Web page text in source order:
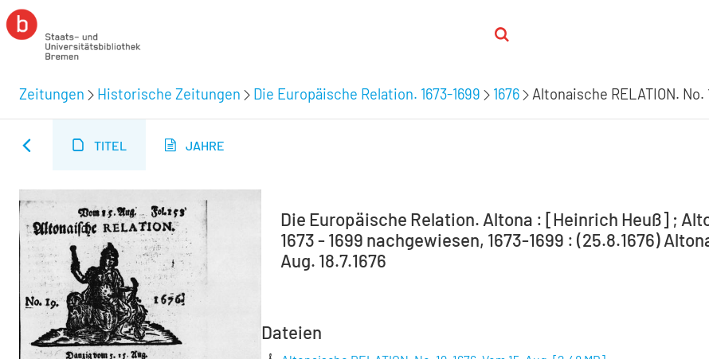
Zeitungen Historische Zeitungen Die Europäische Relation. 1673-1699 1676 Altonaische RELATION. No.
TITEL JAHRE
Die Europäische Relation. Altona : [Heinrich Heuß] ;
1673 - 1699 nachgewiesen, 1673-1699 : (25.8.1676)
Aug. 18.7.1676
Dateien